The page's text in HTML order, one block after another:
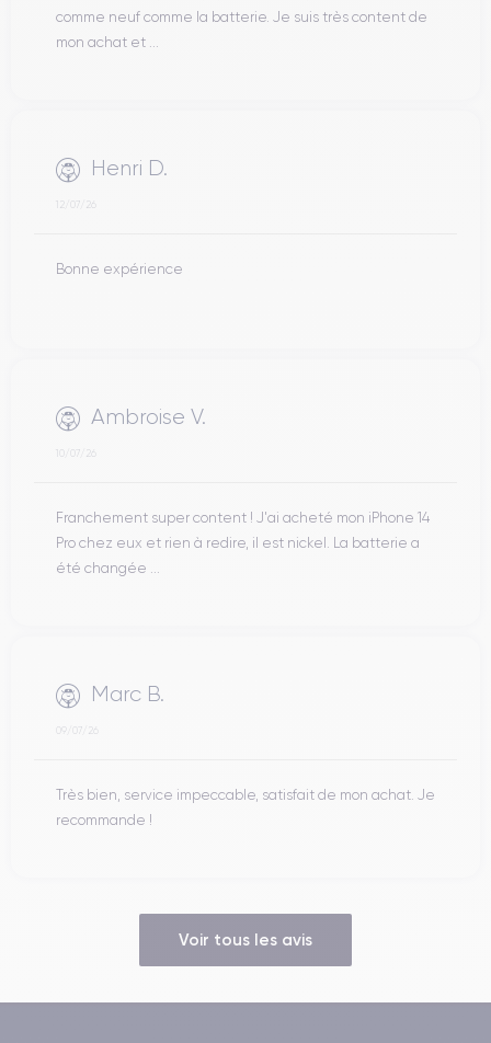
comme neuf comme la batterie. Je suis très content de
mon achat et ...
Henri D.
12/07/26
Bonne expérience
Ambroise V.
10/07/26
Franchement super content ! J'ai acheté mon iPhone 14
Pro chez eux et rien à redire, il est nickel. La batterie a
été changée ...
Marc B.
09/07/26
Très bien, service impeccable, satisfait de mon achat. Je
recommande !
Voir tous les avis